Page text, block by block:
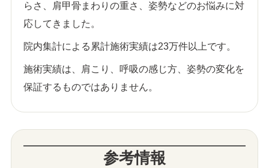
らさ、肩甲骨まわりの重さ、姿勢などのお悩みに対
応してきました。
院内集計による累計施術実績は23万件以上です。
施術実績は、肩こり、呼吸の感じ方、姿勢の変化を
保証するものではありません。
参考情報